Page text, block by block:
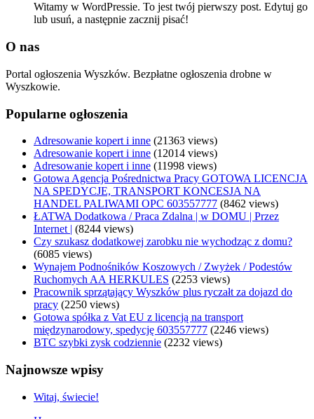
Witamy w WordPressie. To jest twój pierwszy post. Edytuj go
lub usuń, a następnie zacznij pisać!
O nas
Portal ogłoszenia Wyszków. Bezpłatne ogłoszenia drobne w
Wyszkowie.
Popularne ogłoszenia
Adresowanie kopert i inne (21363 views)
Adresowanie kopert i inne (12014 views)
Adresowanie kopert i inne (11998 views)
Gotowa Agencja Pośrednictwa Pracy GOTOWA LICENCJA
NA SPEDYCJE, TRANSPORT KONCESJA NA
HANDEL PALIWAMI OPC 603557777 (8462 views)
ŁATWA Dodatkowa / Praca Zdalna | w DOMU | Przez
Internet | (8244 views)
Czy szukasz dodatkowej zarobku nie wychodząc z domu?
(6085 views)
Wynajem Podnośników Koszowych / Zwyżek / Podestów
Ruchomych AA HERKULES (2253 views)
Pracownik sprzątający Wyszków plus ryczałt za dojazd do
pracy (2250 views)
Gotowa spółka z Vat EU z licencją na transport
międzynarodowy, spedycję 603557777 (2246 views)
BTC szybki zysk codziennie (2232 views)
Najnowsze wpisy
Witaj, świecie!